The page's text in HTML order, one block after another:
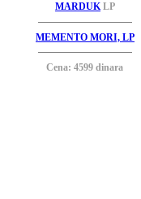
MARDUKLP
MEMENTO MORI, LP
Cena: 4599 dinara